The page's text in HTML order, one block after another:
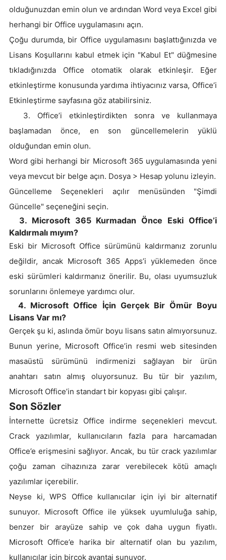
olduğunuzdan emin olun ve ardından Word veya Excel gibi
herhangi bir Office uygulamasını açın.
Çoğu durumda, bir Office uygulamasını başlattığınızda ve
Lisans Koşullarını kabul etmek için "Kabul Et" düğmesine
tıkladığınızda Office otomatik olarak etkinleşir. Eğer
etkinleştirme konusunda yardıma ihtiyacınız varsa, Office’i
Etkinleştirme sayfasına göz atabilirsiniz.
3. Office’i etkinleştirdikten sonra ve kullanmaya
başlamadan önce, en son güncellemelerin yüklü
olduğundan emin olun.
Word gibi herhangi bir Microsoft 365 uygulamasında yeni
veya mevcut bir belge açın. Dosya > Hesap yolunu izleyin.
Güncelleme Seçenekleri açılır menüsünden "Şimdi
Güncelle" seçeneğini seçin.
3. Microsoft 365 Kurmadan Önce Eski Office’i
Kaldırmalı mıyım?
Eski bir Microsoft Office sürümünü kaldırmanız zorunlu
değildir, ancak Microsoft 365 Apps’i yüklemeden önce
eski sürümleri kaldırmanız önerilir. Bu, olası uyumsuzluk
sorunlarını önlemeye yardımcı olur.
4. Microsoft Office İçin Gerçek Bir Ömür Boyu
Lisans Var mı?
Gerçek şu ki, aslında ömür boyu lisans satın almıyorsunuz.
Bunun yerine, Microsoft Office’in resmi web sitesinden
masaüstü sürümünü indirmenizi sağlayan bir ürün
anahtarı satın almış oluyorsunuz. Bu tür bir yazılım,
Microsoft Office’in standart bir kopyası gibi çalışır.
Son Sözler
İnternette ücretsiz Office indirme seçenekleri mevcut.
Crack yazılımlar, kullanıcıların fazla para harcamadan
Office’e erişmesini sağlıyor. Ancak, bu tür crack yazılımlar
çoğu zaman cihazınıza zarar verebilecek kötü amaçlı
yazılımlar içerebilir.
Neyse ki, WPS Office kullanıcılar için iyi bir alternatif
sunuyor. Microsoft Office ile yüksek uyumluluğa sahip,
benzer bir arayüze sahip ve çok daha uygun fiyatlı.
Microsoft Office’e harika bir alternatif olan bu yazılım,
kullanıcılar için birçok avantaj sunuyor.